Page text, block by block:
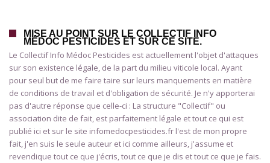
MISE AU POINT SUR LE COLLECTIF INFO
MÉDOC PESTICIDES ET SUR CE SITE.
Le Collectif Info Médoc Pesticides est actuellement l'objet d'attaques
sur son existence légale, de la part du milieu viticole local. Ayant
pour seul but de me faire taire sur leurs manquements en matière
de conditions de travail et d'obligation de sécurité. Je n'y apporterai
pas d'autre réponse que celle-ci : La structure "Collectif" ou
association dite de fait, est parfaitement légale et tout ce qui est
publié ici et sur le site infomedocpesticides.fr l'est de mon propre
fait, j'en suis le seule auteur et ici comme ailleurs, j'assume et
revendique tout ce que j'écris, tout ce que je dis et tout ce que je fais.